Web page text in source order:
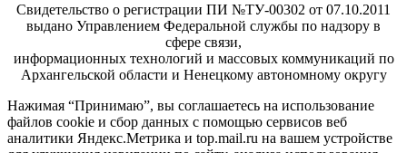
Свидетельство о регистрации ПИ №ТУ-00302 от 07.10.2011
выдано Управлением Федеральной службы по надзору в
сфере связи,
информационных технологий и массовых коммуникаций по
Архангельской области и Ненецкому автономному округу
Нажимая “Принимаю”, вы соглашаетесь на использование
файлов cookie и сбор данных с помощью сервисов веб
аналитики Яндекс.Метрика и top.mail.ru на вашем устройстве